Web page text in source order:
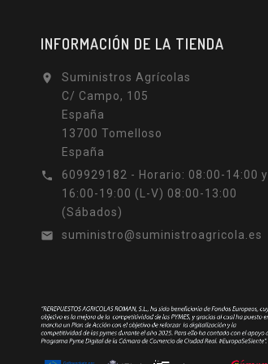
INFORMACIÓN DE LA TIENDA

Suministros Agrícolas
C/ Campo, 105
España
13700 Tomelloso
España

609929182 - Horario: 08:00-14:00 y
16:00-19:00 (L-V) 08:00-13:00
(Sábados)

suministro@suministroagricola.es